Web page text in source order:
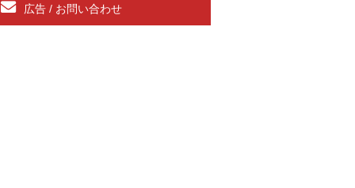
広告 / お問い合わせ